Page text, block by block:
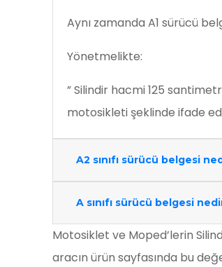
Aynı zamanda A1 sürücü
Yönetmelikte:
” Silindir hacmi 125
motosikleti şeklinde ifade
A2 sınıfı sürücü belgesi
A sınıfı sürücü belgesi
Motosiklet ve Moped’lerin
aracın ürün sayfasında bu